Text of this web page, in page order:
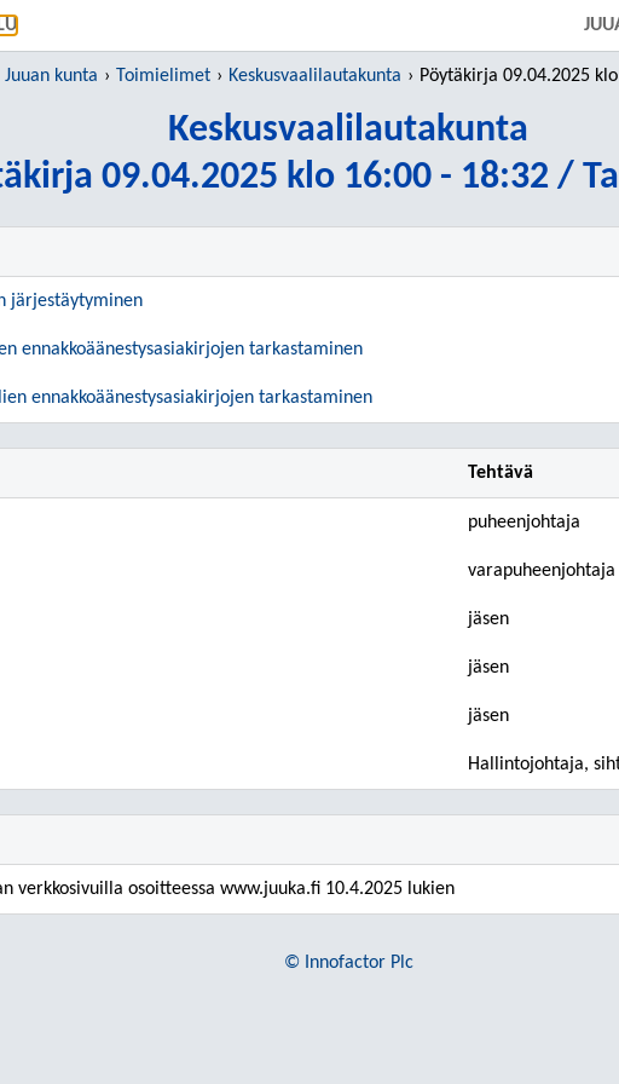
Juuan kunta Toimielimet Keskusvaalilautakunta Pöytäkirja 09.04.2025 klo 16:00 - 18:32
Keskusvaalilautakunta
09.04.2025 klo 16:00 - 18:32 /
järjestäytyminen
ennakkoäänestysasiakirjojen tarkastaminen
ennakkoäänestysasiakirjojen tarkastaminen
Tehtävä
puheenjohtaja
varapuheenjohtaja
jäsen
jäsen
jäsen
Hallintojohtaja,
verkkosivuilla osoitteessa www.juuka.fi 10.4.2025 lukien
© Innofactor Plc